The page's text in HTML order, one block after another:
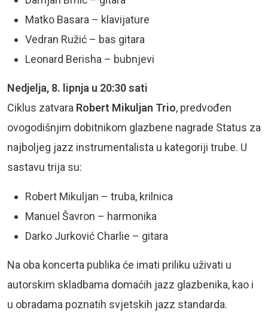
Matko Basara – klavijature
Vedran Ružić – bas gitara
Leonard Berisha – bubnjevi
Nedjelja, 8. lipnja u 20:30 sati
Ciklus zatvara Robert Mikuljan Trio, predvođen
ovogodišnjim dobitnikom glazbene nagrade Status za
najboljeg jazz instrumentalista u kategoriji trube. U
sastavu trija su:
Robert Mikuljan – truba, krilnica
Manuel Šavron – harmonika
Darko Jurković Charlie – gitara
Na oba koncerta publika će imati priliku uživati u
autorskim skladbama domaćih jazz glazbenika, kao i
u obradama poznatih svjetskih jazz standarda.